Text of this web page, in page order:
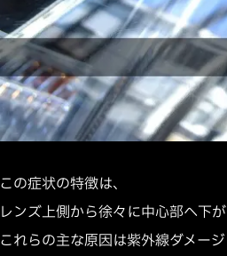
この症状の特徴は、
レンズ上側から徐々に中心部へ下
これらの主な原因は紫外線ダメージ